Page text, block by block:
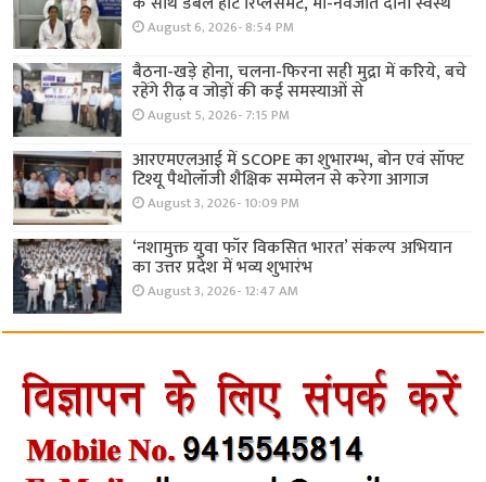
August 6, 2026- 8:54 PM
बैठना-खड़े होना, चलना-फिरना सही मुद्रा में करिये, बचे
रहेंगे रीढ़ व जोड़ों की कई समस्याओं से
August 5, 2026- 7:15 PM
आरएमएलआई में SCOPE का शुभारम्भ, बोन एवं सॉफ्ट
टिश्यू पैथोलॉजी शैक्षिक सम्मेलन से करेगा आगाज
August 3, 2026- 10:09 PM
‘नशामुक्त युवा फॉर विकसित भारत’ संकल्प अभियान
का उत्तर प्रदेश में भव्य शुभारंभ
August 3, 2026- 12:47 AM